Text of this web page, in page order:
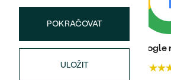
Wave
přívěsky
PROHLÉDNOUT
POKRAČOVAT
ULOŽIT
Heureka recenze
4.9 4.7